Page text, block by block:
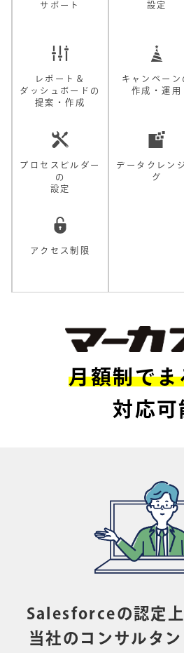
サポート 設定
レポート＆
ダッシュボードの
提案・作成
キャンペーン
作成・運用
プロセスビルダー
の
設定
データクレン
グ
アクセス制限
月額制でま
対応可
Salesforceの認定
当社のコンサルタ